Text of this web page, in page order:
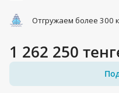
Отгружаем более 300
1 262 250